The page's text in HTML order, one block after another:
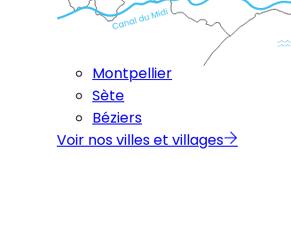
Montpellier
Sète
Béziers
Voir nos villes et villages